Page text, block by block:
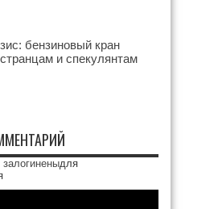
бензиновый кран
и спекулянтам
залогиненыдля